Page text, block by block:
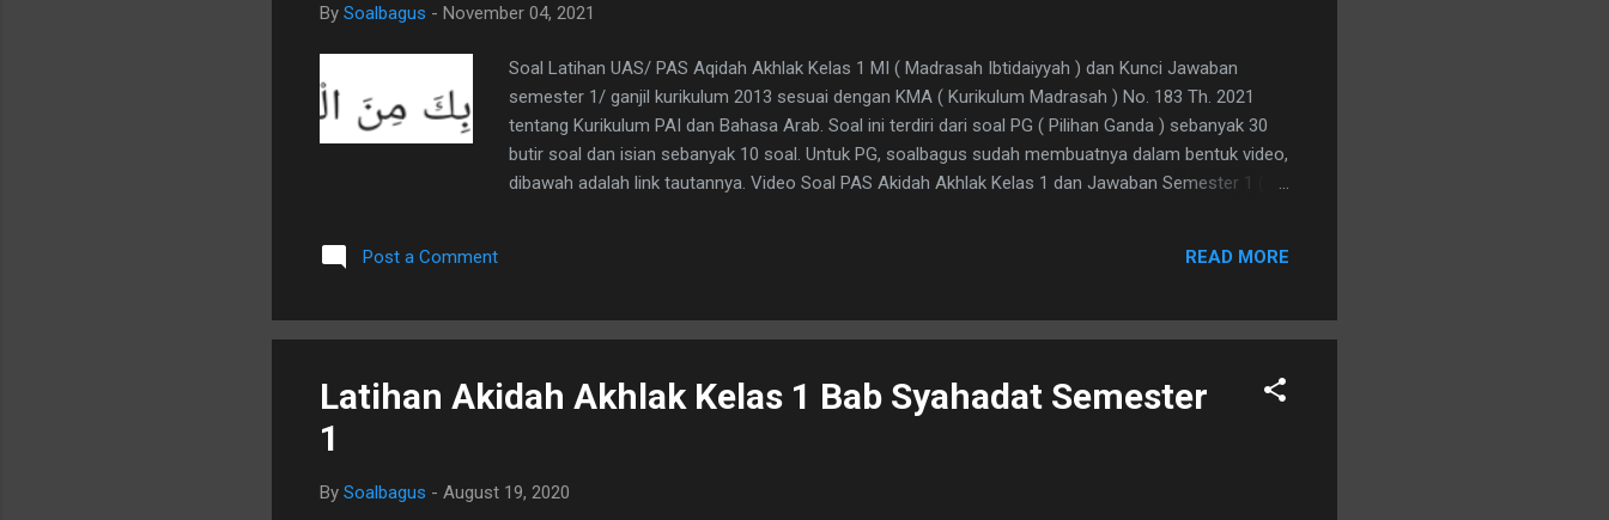
By Soalbagus - November 04, 2021
Soal Latihan UAS/ PAS Aqidah Akhlak Kelas 1 MI ( Madrasah Ibtidaiyyah ) dan Kunci Jawaban
semester 1/ ganjil kurikulum 2013 sesuai dengan KMA ( Kurikulum Madrasah ) No. 183 Th. 2021
tentang Kurikulum PAI dan Bahasa Arab. Soal ini terdiri dari soal PG ( Pilihan Ganda ) sebanyak 30
butir soal dan isian sebanyak 10 soal. Untuk PG, soalbagus sudah membuatnya dalam bentuk video,
dibawah adalah link tautannya. Video Soal PAS Akidah Akhlak Kelas 1 dan Jawaban Semester 1 (
2. Syahadat ada dua yaitu, syahadat tauhid dan syahadat rosul 3. Menyembah berhala termasuk
harus segera di cuci 6. Kesehatan itu mahal harganya, lebih baik mencegah sakit daripada
Post a Comment READ MORE
Latihan Akidah Akhlak Kelas 1 Bab Syahadat Semester
1
By Soalbagus - August 19, 2020